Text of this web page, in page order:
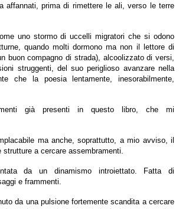
affannati, prima di rimettere le ali, verso le terre
uno stormo di uccelli migratori che si odono
quando molti dormono ma non il lettore di
buon compagno di strada), alcoolizzato di versi,
struggenti, del suo periglioso avanzare nella
che la poesia lentamente, inesorabilmente,
già presenti in questo libro, che mi
ma anche, soprattutto, a mio avviso, il
a cercare assembramenti.
da un dinamismo introiettato. Fatta di
e frammenti.
da una pulsione fortemente scandita a cercare